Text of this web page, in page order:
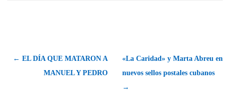
← EL DÍA QUE MATARON A
MANUEL Y PEDRO
«La Caridad» y Marta Abreu en
nuevos sellos postales cubanos
→